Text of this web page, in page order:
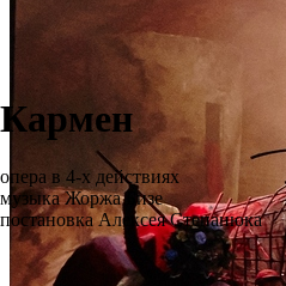
Кармен
опера в 4-х действиях
музыка Жоржа Бизе
постановка Алексея Степанюка